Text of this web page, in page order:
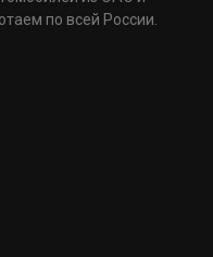
по всей России.